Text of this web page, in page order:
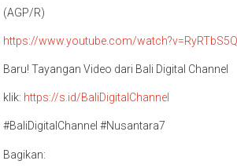
(AGP/R)
https://www.youtube.com/
Baru! Tayangan Video dari Bali Digital Channel
klik: https://s.id/BaliDigitalChannel
#BaliDigitalChannel #Nusantara7
Bagikan: